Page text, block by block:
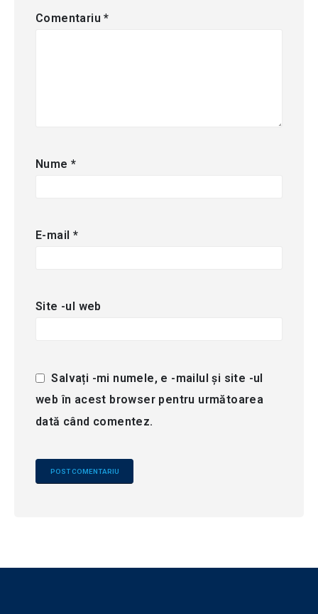
Comentariu*
Nume *
E-mail *
Site -ul web
Salvați -mi numele, e -mailul și site -ul
web în acest browser pentru următoarea
dată când comentez.